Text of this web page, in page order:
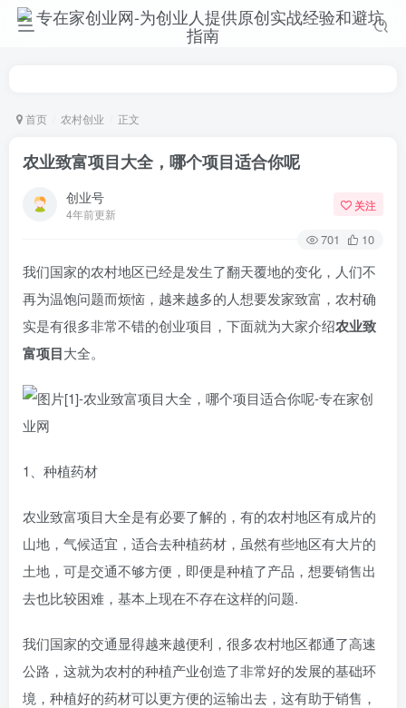
首页 农村创业 正文
农业致富项目大全，哪个项目适合你呢
创业号
4年前更新
关注
701 10
我们国家的农村地区已经是发生了翻天覆地的变化，人们不
再为温饱问题而烦恼，越来越多的人想要发家致富，农村确
实是有很多非常不错的创业项目，下面就为大家介绍农业致
富项目大全。
1、种植药材
农业致富项目大全是有必要了解的，有的农村地区有成片的
山地，气候适宜，适合去种植药材，虽然有些地区有大片的
土地，可是交通不够方便，即便是种植了产品，想要销售出
去也比较困难，基本上现在不存在这样的问题.
我们国家的交通显得越来越便利，很多农村地区都通了高速
公路，这就为农村的种植产业创造了非常好的发展的基础环
境，种植好的药材可以更方便的运输出去，这有助于销售，